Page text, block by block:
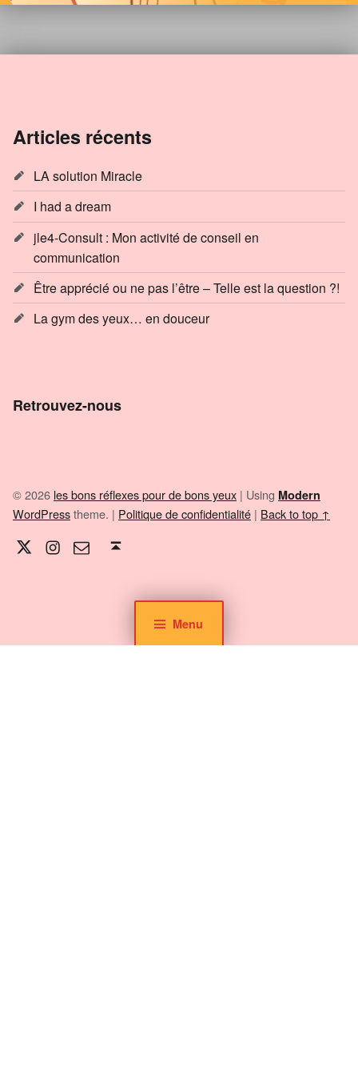
Menu
Articles récents
LA solution Miracle
I had a dream
jle4-Consult : Mon activité de conseil en
communication
Être apprécié ou ne pas l’être – Telle est la question ?!
La gym des yeux… en douceur
Retrouvez-nous
© 2026 les bons réflexes pour de bons yeux | Using Modern
WordPresstheme. | Politique de confidentialité | Back to top ↑